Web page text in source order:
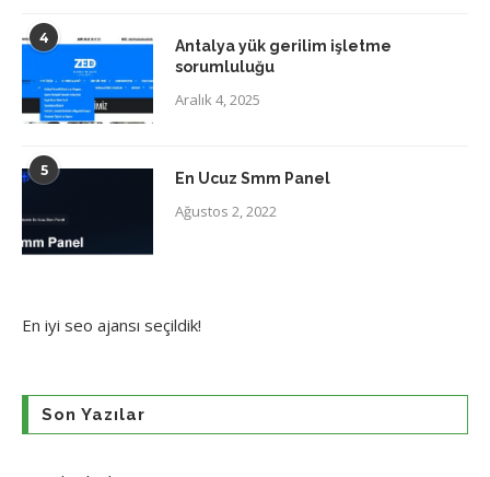
4
Antalya yük gerilim işletme
sorumluluğu
Aralık 4, 2025
5 En Ucuz Smm Panel
Ağustos 2, 2022
En iyi seo ajansı seçildik!
Son Yazılar